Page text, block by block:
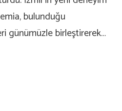
bulunduğu
günümüzle birleştirerek…